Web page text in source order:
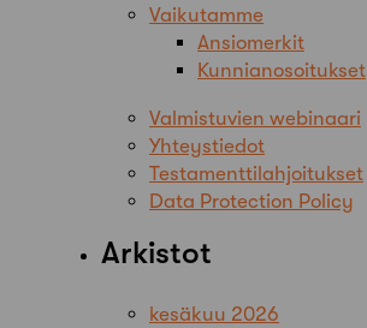
Vaikutamme
Ansiomerkit
Kunnianosoitukset
Valmistuvien webinaari
Yhteystiedot
Testamenttilahjoitukset
Data Protection Policy
Arkistot
kesäkuu 2026